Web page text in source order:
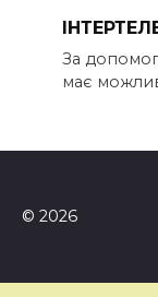
За
має
© 2026